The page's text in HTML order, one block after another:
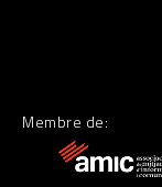
Membre de: